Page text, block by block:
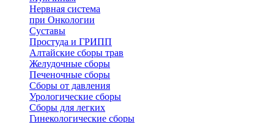
Нервная система
при Онкологии
Суставы
Простуда и ГРИПП
Алтайские сборы трав
Желудочные сборы
Печеночные сборы
Сборы от давления
Урологические сборы
Сборы для легких
Гинекологические сборы